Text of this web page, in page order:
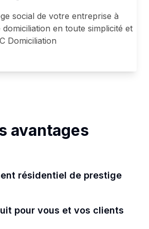
social de votre entreprise à
en toute simplicité et
Domiciliation
avantages
résidentiel de prestige
pour vous et vos clients